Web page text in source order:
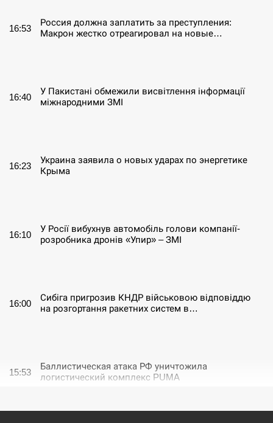
16:53
Россия должна заплатить за преступления:
Макрон жестко отреагировал на новые…
16:40
У Пакистані обмежили висвітлення інформації
міжнародними ЗМІ
16:23
Украина заявила о новых ударах по энергетике
Крыма
16:10
У Росії вибухнув автомобіль голови компанії-
розробника дронів «Упир» – ЗМІ
16:00
Сибіга пригрозив КНДР військовою відповіддю
на розгортання ракетних систем в…
15:53
Баллистическая атака РФ уничтожила
логистический комплекс PUMA